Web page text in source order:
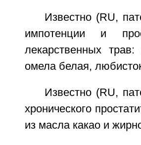
Известно (RU,
импотенции и
лекарственных
омела белая,
Известно (RU,
хронического
из масла какао и